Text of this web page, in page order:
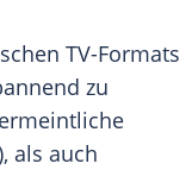
TV-Formats
zu
als auch